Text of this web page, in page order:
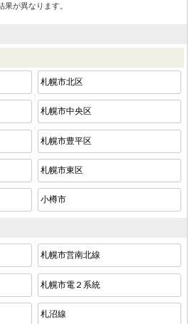
が異なります。
札幌市北区
札幌市中央区
札幌市豊平区
札幌市東区
小樽市
札幌市営南北線
札幌市電２系統
札沼線